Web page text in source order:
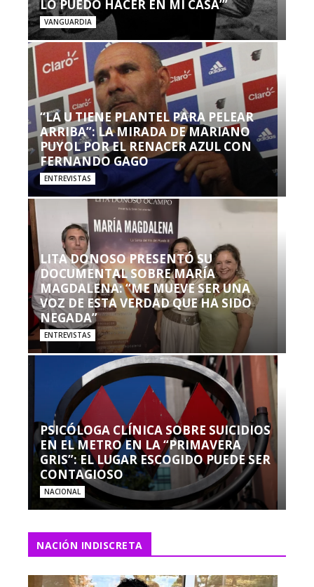
LO PUEDO HACER EN MI CASA’”
VANGUARDIA
“LA U TIENE PLANTEL PARA PELEAR
ARRIBA”: LA MIRADA DE MARIANO
PUYOL POR EL RENACER AZUL CON
FERNANDO GAGO
ENTREVISTAS
LITA DONOSO PRESENTÓ SU
DOCUMENTAL SOBRE MARÍA
MAGDALENA: “ME MUEVE SER UNA
VOZ DE ESTA VERDAD QUE HA SIDO
NEGADA”
ENTREVISTAS
PSICÓLOGA CLÍNICA SOBRE SUICIDIOS
EN EL METRO EN LA “PRIMAVERA
GRIS”: EL LUGAR ESCOGIDO PUEDE SER
CONTAGIOSO
NACIONAL
NACIÓN INDISCRETA